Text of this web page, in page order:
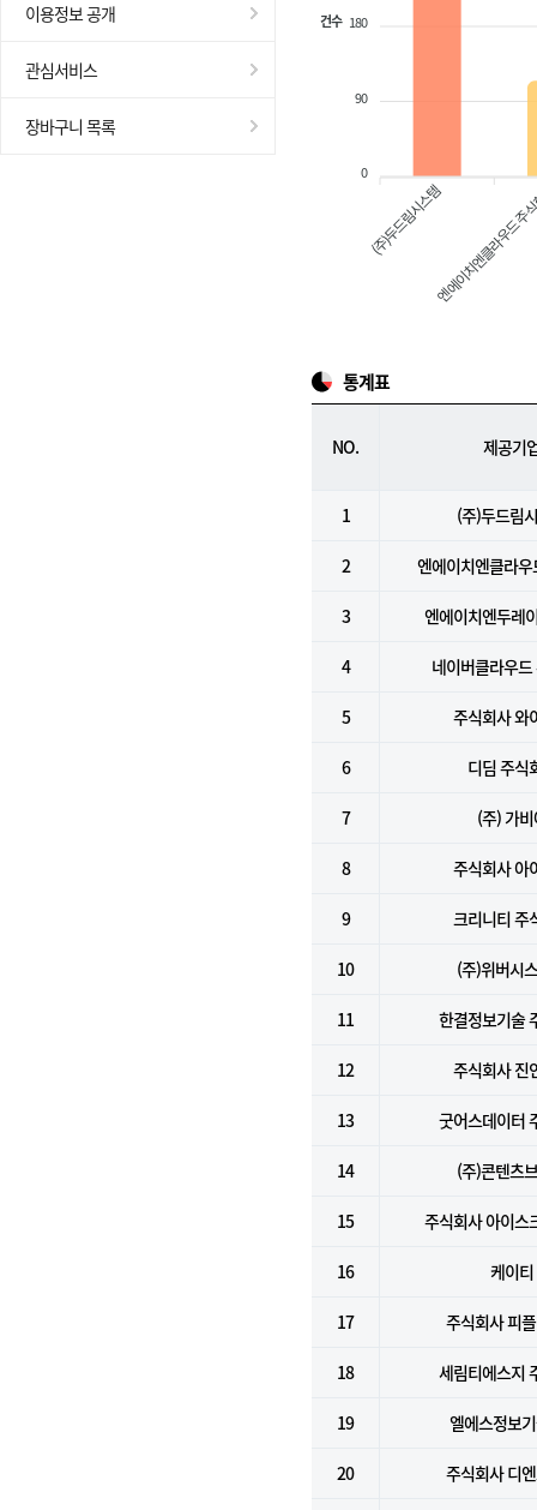
이용정보 공개
관심서비스
장바구니 목록
180
90
0
건수
(주)두드림시스템엔에이치엔클라우
통계표
NO. 제공기
1 (주)두드림
2 엔에이치엔클라
3 엔에이치엔두레
4 네이버클라우
5 주식회사 와
6 디딤 주식
7 (주) 가
8 주식회사 아
9 크리니티 주
10 (주)위버시
11 한결정보기술
12 주식회사 진
13 굿어스데이터
14 (주)콘텐츠
15 주식회사 아이스
16 케이티
17 주식회사 피
18 세림티에스지
19 엘에스정보
20 주식회사 디